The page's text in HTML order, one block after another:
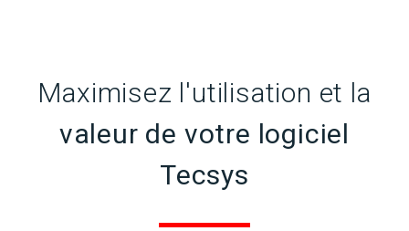
Maximisez l'utilisation et la
valeur de votre logiciel
Tecsys